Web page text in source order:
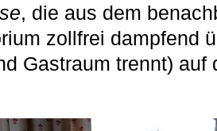
, die aus dem
zollfrei dampfend
Gastraum trennt) auf